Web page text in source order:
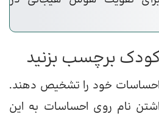
احساسات خود را تشخیص دهند.
نام روی احساسات به این